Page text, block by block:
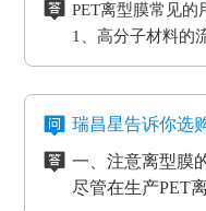
性。相对于硅胶
型膜主要是应用
工艺。
三、非硅离型膜是
非硅离型膜的适
粘胶以及微粘胶
外，因其剥离力
时，能够 具有很
四、防静电离型
在信息时代，电磁
的影响，导致数
磁效应和磨擦产
PET离型膜常见的
1、高分子材料的
件
3、各种多层印刷
5、PCB/PCL应用
6、光电模切冲型
瑞昌星告诉你选
一、注意离型膜
尽管在生产PET